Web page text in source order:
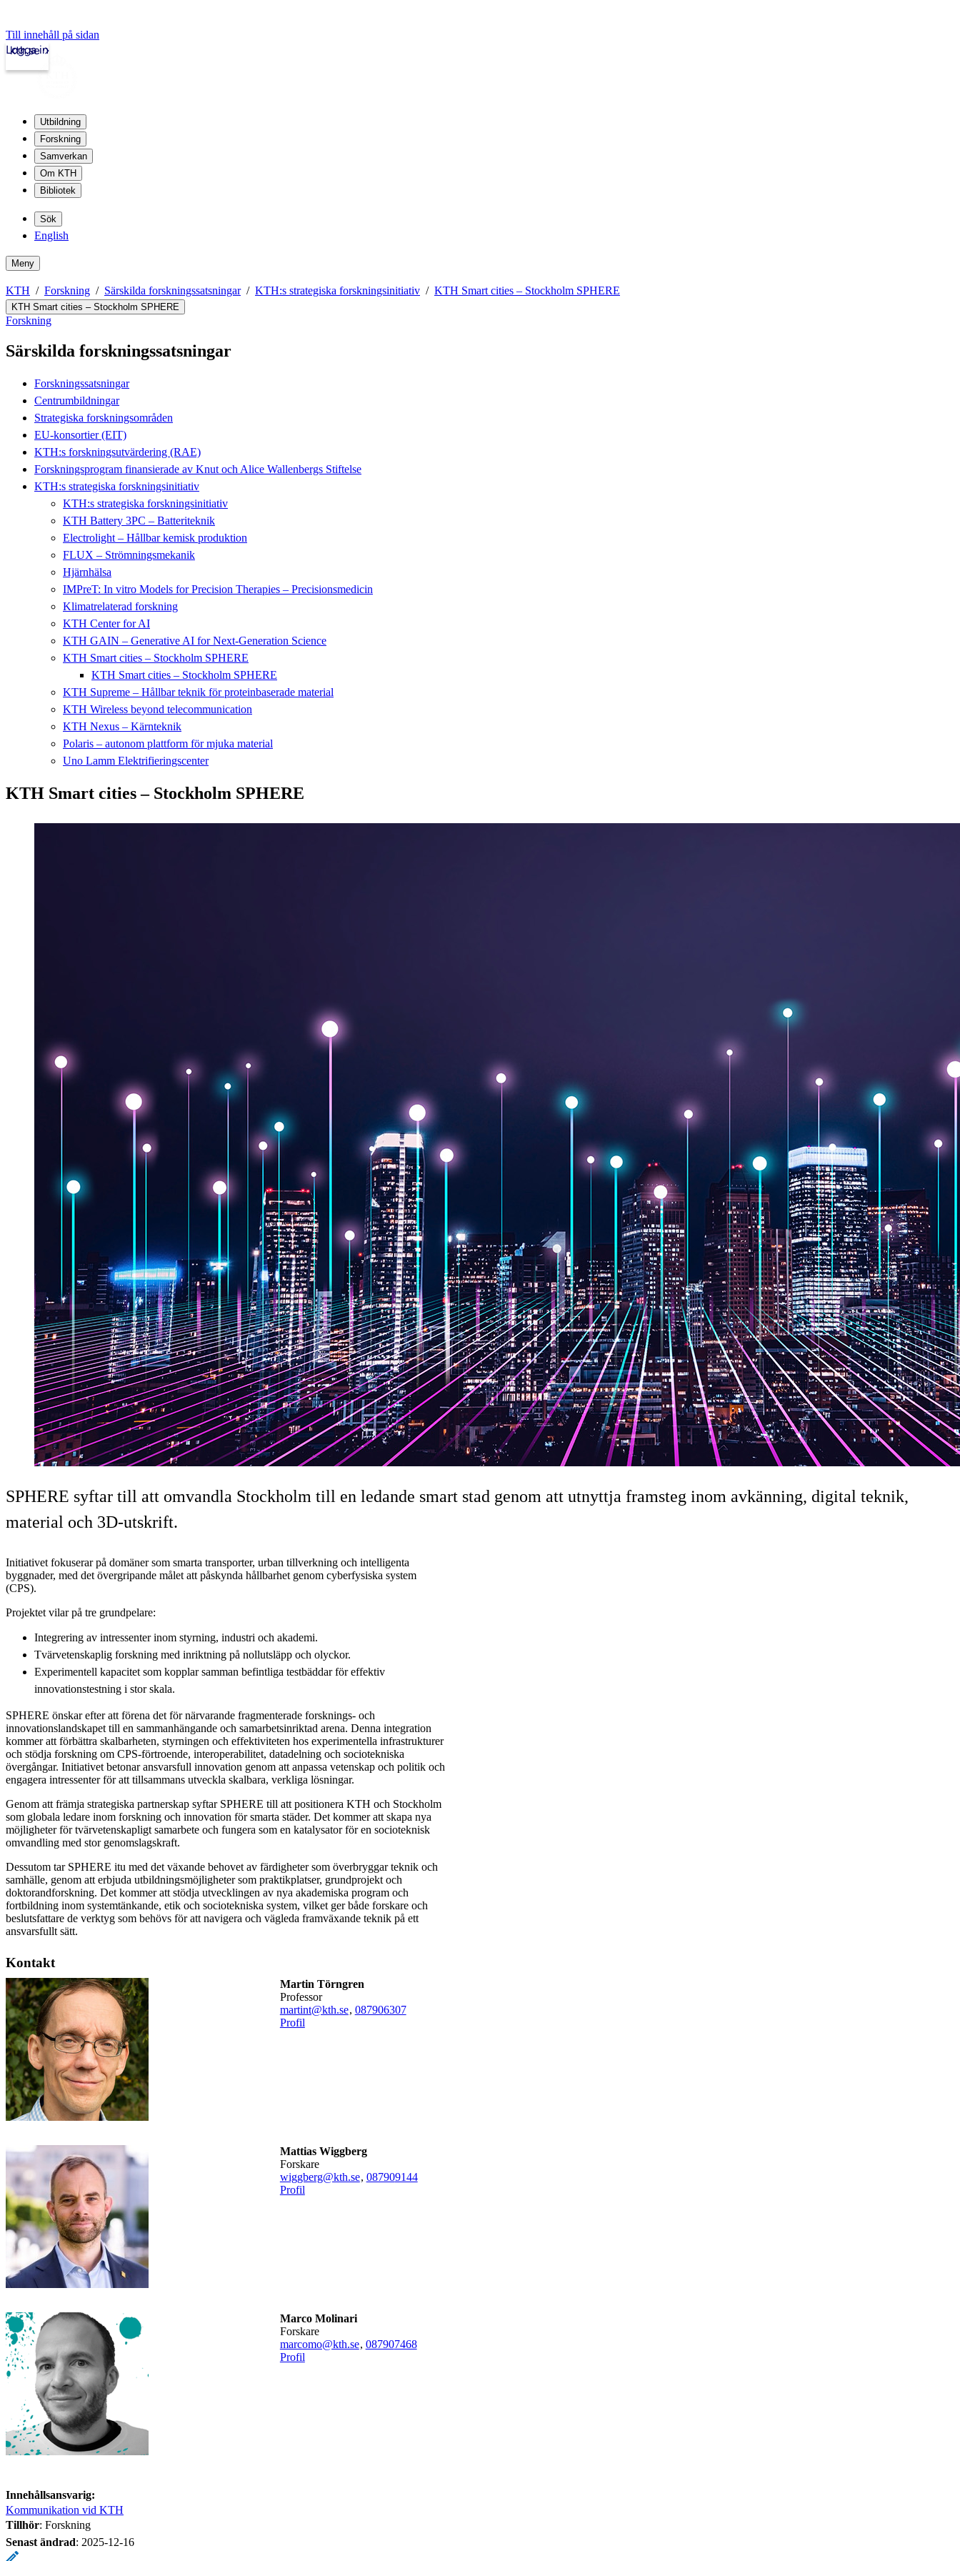
Till innehåll på sidan
kth.se
Logga in
Utbildning
Forskning
Samverkan
Om KTH
Bibliotek
Sök
English
Meny
KTH Forskning Särskilda forskningssatsningar KTH:s strategiska forskningsinitiativ KTH Smart cities – Stockholm SPHERE
KTH Smart cities – Stockholm SPHERE
Forskning
Särskilda forskningssatsningar
Forskningssatsningar
Centrumbildningar
Strategiska forskningsområden
EU-konsortier (EIT)
KTH:s forskningsutvärdering (RAE)
Forskningsprogram finansierade av Knut och Alice Wallenbergs Stiftelse
KTH:s strategiska forskningsinitiativ
KTH:s strategiska forskningsinitiativ
KTH Battery 3PC – Batteriteknik
Electrolight – Hållbar kemisk produktion
FLUX – Strömningsmekanik
Hjärnhälsa
IMPreT: In vitro Models for Precision Therapies – Precisionsmedicin
Klimatrelaterad forskning
KTH Center for AI
KTH GAIN – Generative AI for Next-Generation Science
KTH Smart cities – Stockholm SPHERE
KTH Smart cities – Stockholm SPHERE
KTH Supreme – Hållbar teknik för proteinbaserade material
KTH Wireless beyond telecommunication
KTH Nexus – Kärnteknik
Polaris – autonom plattform för mjuka material
Uno Lamm Elektrifieringscenter
KTH Smart cities – Stockholm SPHERE
SPHERE syftar till att omvandla Stockholm till en ledande smart stad genom att utnyttja framsteg inom avkänning, digital teknik,
material och 3D-utskrift.
Initiativet fokuserar på domäner som smarta transporter, urban tillverkning och intelligenta
byggnader, med det övergripande målet att påskynda hållbarhet genom cyberfysiska system
(CPS).
Projektet vilar på tre grundpelare:
Integrering av intressenter inom styrning, industri och akademi.
Tvärvetenskaplig forskning med inriktning på nollutsläpp och olyckor.
Experimentell kapacitet som kopplar samman befintliga testbäddar för effektiv
innovationstestning i stor skala.
SPHERE önskar efter att förena det för närvarande fragmenterade forsknings- och
innovationslandskapet till en sammanhängande och samarbetsinriktad arena. Denna integration
kommer att förbättra skalbarheten, styrningen och effektiviteten hos experimentella infrastrukturer
och stödja forskning om CPS-förtroende, interoperabilitet, datadelning och sociotekniska
övergångar. Initiativet betonar ansvarsfull innovation genom att anpassa vetenskap och politik och
engagera intressenter för att tillsammans utveckla skalbara, verkliga lösningar.
Genom att främja strategiska partnerskap syftar SPHERE till att positionera KTH och Stockholm
som globala ledare inom forskning och innovation för smarta städer. Det kommer att skapa nya
möjligheter för tvärvetenskapligt samarbete och fungera som en katalysator för en socioteknisk
omvandling med stor genomslagskraft.
Dessutom tar SPHERE itu med det växande behovet av färdigheter som överbryggar teknik och
samhälle, genom att erbjuda utbildningsmöjligheter som praktikplatser, grundprojekt och
doktorandforskning. Det kommer att stödja utvecklingen av nya akademiska program och
fortbildning inom systemtänkande, etik och sociotekniska system, vilket ger både forskare och
beslutsfattare de verktyg som behövs för att navigera och vägleda framväxande teknik på ett
ansvarsfullt sätt.
Kontakt
Martin Törngren
professor
martint@kth.se, 087906307
Profil
Mattias Wiggberg
forskare
wiggberg@kth.se, 087909144
Profil
Marco Molinari
forskare
marcomo@kth.se, 087907468
Profil
Innehållsansvarig:
Kommunikation vid KTH
Tillhör: Forskning
Senast ändrad: 2025-12-16